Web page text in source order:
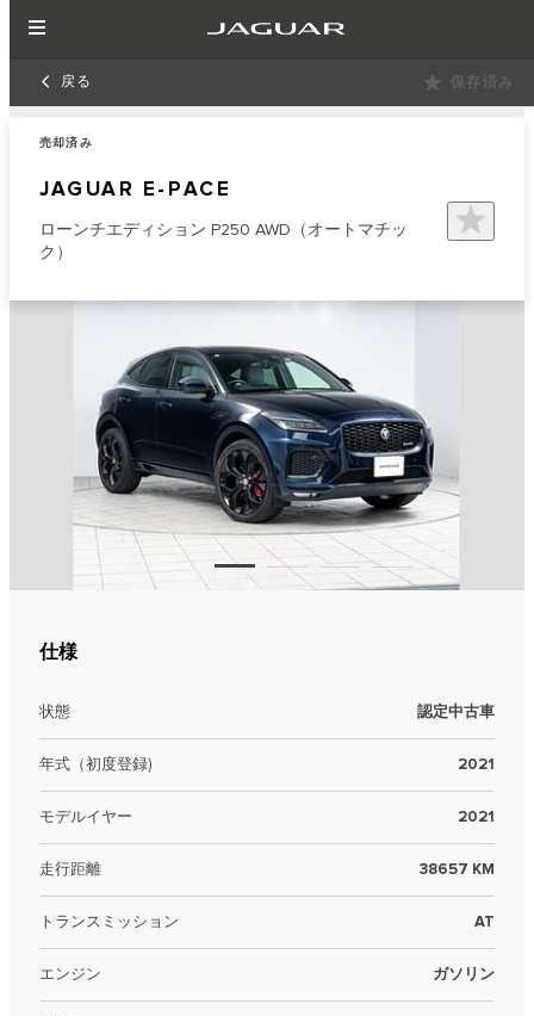
戻る 保存済み
売却済み
JAGUAR E-PACE
ローンチエディション P250 AWD（オートマチッ
ク）
仕様
状態 認定中古車
年式（初度登録) 2021
モデルイヤー 2021
走行距離 38657 KM
トランスミッション AT
エンジン ガソリン